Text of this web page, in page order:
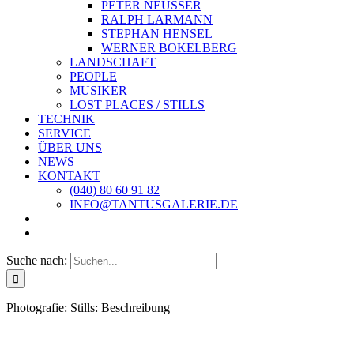
PETER NEUSSER
RALPH LARMANN
STEPHAN HENSEL
WERNER BOKELBERG
LANDSCHAFT
PEOPLE
MUSIKER
LOST PLACES / STILLS
TECHNIK
SERVICE
ÜBER UNS
NEWS
KONTAKT
(040) 80 60 91 82
INFO@TANTUSGALERIE.DE
Suche nach:
Photografie: Stills: Beschreibung